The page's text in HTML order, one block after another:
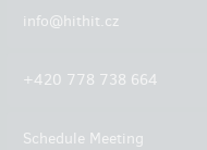
info@hithit.cz
+420 778 738 664
Schedule Meeting